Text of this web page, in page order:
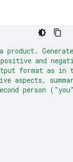
positive and
format as
person